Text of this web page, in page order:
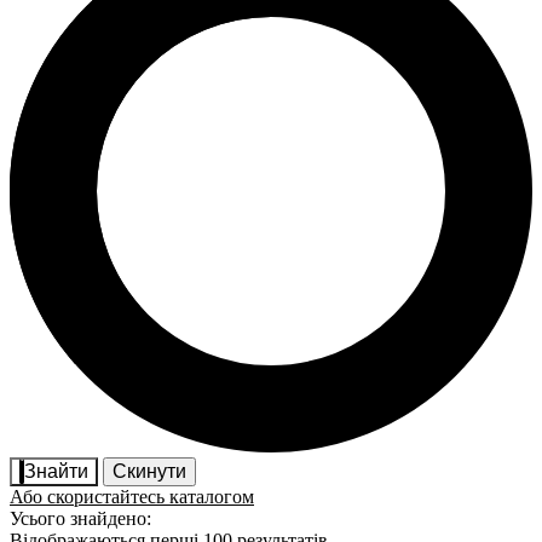
Знайти
Скинути
Або скористайтесь каталогом
Усього знайдено: